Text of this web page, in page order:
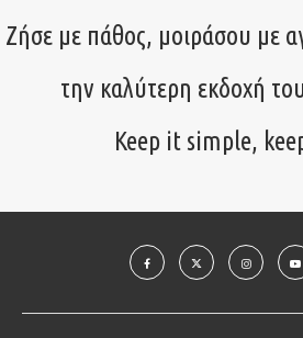
Ζήσε με πάθος, μοιράσου με
την καλύτερη εκδοχή
Keep it simple,